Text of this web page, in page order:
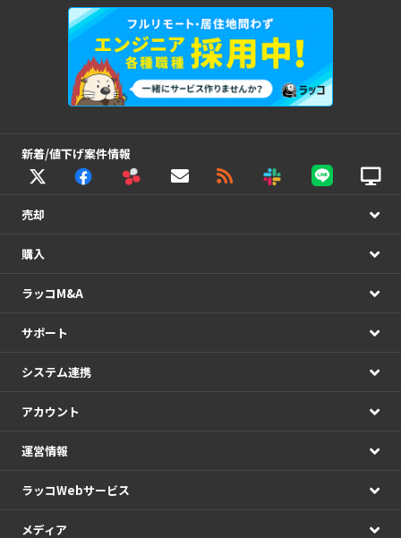
新着/値下げ案件情報
売却
購入
ラッコM&A
サポート
システム連携
アカウント
運営情報
ラッコWebサービス
メディア